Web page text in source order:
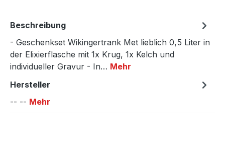
Beschreibung
- Geschenkset Wikingertrank Met lieblich 0,5 Liter in
der Elixierflasche mit 1x Krug, 1x Kelch und
individueller Gravur - In… Mehr
Hersteller
-- -- Mehr